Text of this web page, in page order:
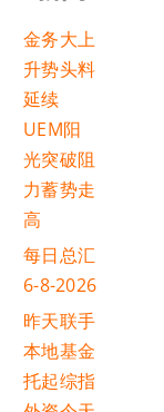
金务大上
升势头料
延续
UEM阳
光突破阻
力蓄势走
高
每日总汇
6-8-2026
昨天联手
本地基金
托起综指